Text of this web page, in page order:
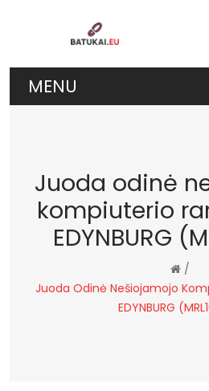
Juoda odinė
kompiuterio
EDYNBURG
/
Juoda Odinė Nešiojamojo
EDYNBURG